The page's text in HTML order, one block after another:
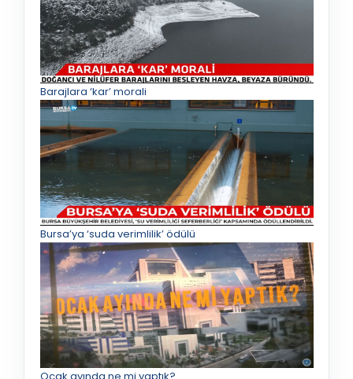
Barajlara ‘kar’ morali
Bursa’ya ‘suda verimlilik’ ödülü